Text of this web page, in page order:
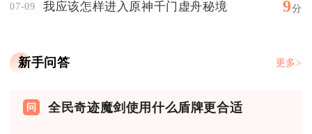
07-09 我应该怎样进入原神千门虚舟秘境 9分
新手问答 更多>
全民奇迹魔剑使用什么盾牌更合适